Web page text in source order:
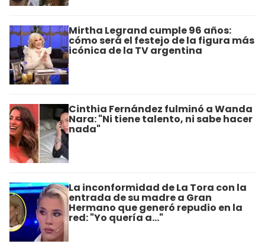
Mirtha Legrand cumple 96 años:
cómo será el festejo de la figura más
icónica de la TV argentina
Cinthia Fernández fulminó a Wanda
Nara: "Ni tiene talento, ni sabe hacer
nada"
La inconformidad de La Tora con la
entrada de su madre a Gran
Hermano que generó repudio en la
red: "Yo quería a..."